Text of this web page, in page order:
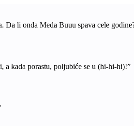
Da li onda Meda Buuu spava cele
a kada porastu, poljubiće se u (hi-hi-hi)!”